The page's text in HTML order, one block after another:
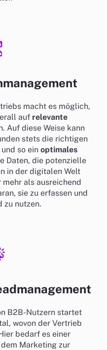
macht es möglich,
auf relevante
Auf diese Weise kann
stets die richtigen
so ein optimales
Daten, die potenzielle
in der digitalen Welt
als ausreichend
sie zu erfassen und
zu nutzen.
B2B-Nutzern startet
wovon der Vertrieb
bedarf es einer
Marketing zur